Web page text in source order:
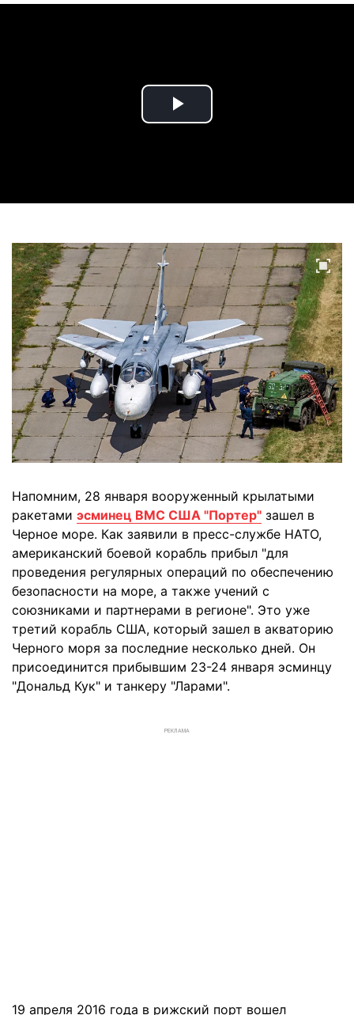
Play
Напомним, 28 января вооруженный крылатыми
ракетами эсминец ВМС США "Портер" зашел в
Черное море. Как заявили в пресс-службе НАТО,
американский боевой корабль прибыл "для
проведения регулярных операций по обеспечению
безопасности на море, а также учений с
союзниками и партнерами в регионе". Это уже
третий корабль США, который зашел в акваторию
Черного моря за последние несколько дней. Он
присоединится прибывшим 23-24 января эсминцу
"Дональд Кук" и танкеру "Ларами".
РЕКЛАМА
19 апреля 2016 года в рижский порт вошел